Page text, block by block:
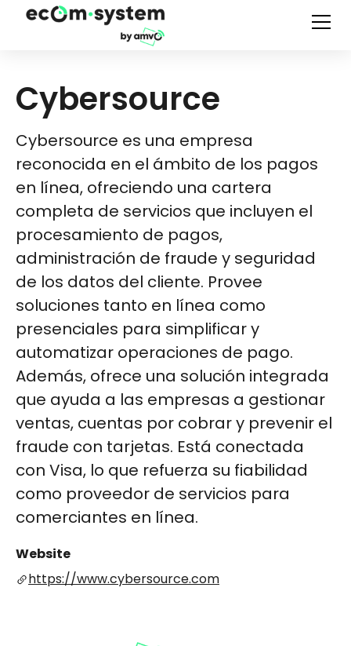
Cybersource
Cybersource es una empresa
reconocida en el ámbito de los pagos
en línea, ofreciendo una cartera
completa de servicios que incluyen el
procesamiento de pagos,
administración de fraude y seguridad
de los datos del cliente. Provee
soluciones tanto en línea como
presenciales para simplificar y
automatizar operaciones de pago.
Además, ofrece una solución integrada
que ayuda a las empresas a gestionar
ventas, cuentas por cobrar y prevenir el
fraude con tarjetas. Está conectada
con Visa, lo que refuerza su fiabilidad
como proveedor de servicios para
comerciantes en línea.
Website
https://www.cybersource.com